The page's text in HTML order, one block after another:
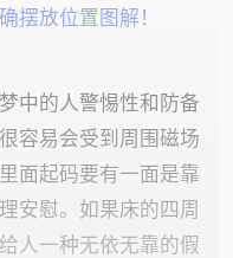
摆放位置图解！
中的人警惕性和防备
容易会受到周围磁场
面起码要有一面是靠
安慰。如果床的四周
人一种无依无靠的假